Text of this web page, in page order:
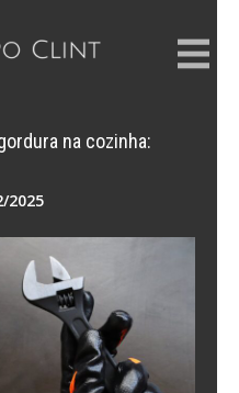
na cozinha:
2025